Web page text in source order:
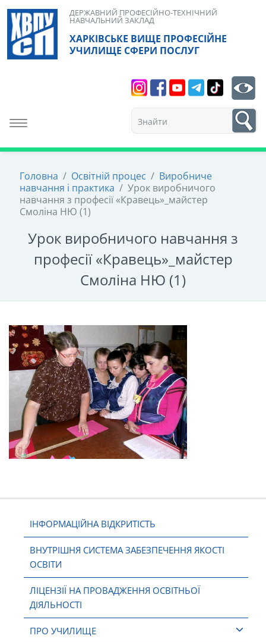
Skip
content
ХАРКІВСЬКЕ ВИЩЕ ПРОФЕСІЙНЕ
УЧИЛИЩЕ СФЕРИ ПОСЛУГ
ДЕРЖАВНИЙ ПРОФЕСІЙНО-ТЕХНІЧНИЙ
НАВЧАЛЬНИЙ ЗАКЛАД
Toggle navigation
1
Головна / Освітній процес / Виробниче
навчання і практика / Урок виробничого
навчання з професії «Кравець»_майстер
Смоліна НЮ (1)
Урок виробничого навчання з
професії «Кравець»_майстер
Смоліна НЮ (1)
ІНФОРМАЦІЙНА ВІДКРИТІСТЬ
ВНУТРІШНЯ СИСТЕМА ЗАБЕЗПЕЧЕННЯ ЯКОСТІ
ОСВІТИ
ЛІЦЕНЗІЇ НА ПРОВАДЖЕННЯ ОСВІТНЬОЇ
ДІЯЛЬНОСТІ
ПРО УЧИЛИЩЕ